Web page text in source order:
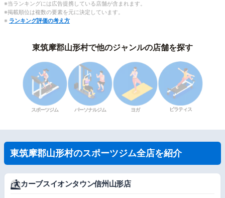
※当ランキングには広告提携している店舗が含まれます。
※掲載順位は複数の要素を元に決定しています。
※ ランキング評価の考え方
東筑摩郡山形村で他のジャンルの店舗を探す
スポーツジム パーソナルジム ヨガ ピラティス
東筑摩郡山形村のスポーツジム全店を紹介
カーブスイオンタウン信州山形店